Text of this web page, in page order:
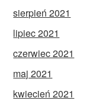
sierpień 2021
lipiec 2021
czerwiec 2021
maj 2021
kwiecień 2021